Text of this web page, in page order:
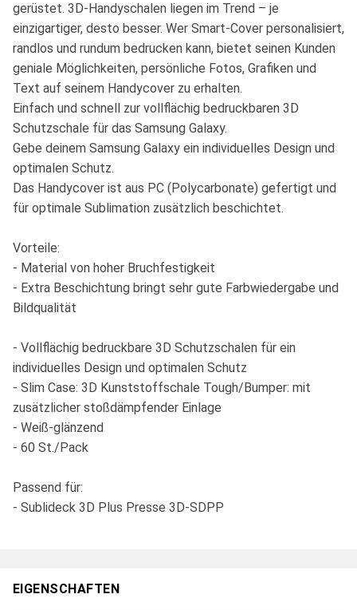
gerüstet. 3D-Handyschalen liegen im Trend – je
einzigartiger, desto besser. Wer Smart-Cover personalisiert,
randlos und rundum bedrucken kann, bietet seinen Kunden
geniale Möglichkeiten, persönliche Fotos, Grafiken und
Text auf seinem Handycover zu erhalten.
Einfach und schnell zur vollflächig bedruckbaren 3D
Schutzschale für das Samsung Galaxy.
Gebe deinem Samsung Galaxy ein individuelles Design und
optimalen Schutz.
Das Handycover ist aus PC (Polycarbonate) gefertigt und
für optimale Sublimation zusätzlich beschichtet.
Vorteile:
- Material von hoher Bruchfestigkeit
- Extra Beschichtung bringt sehr gute Farbwiedergabe und
Bildqualität
- Vollflächig bedruckbare 3D Schutzschalen für ein
individuelles Design und optimalen Schutz
- Slim Case: 3D Kunststoffschale Tough/Bumper: mit
zusätzlicher stoßdämpfender Einlage
- Weiß-glänzend
- 60 St./Pack
Passend für:
- Sublideck 3D Plus Presse 3D-SDPP
EIGENSCHAFTEN